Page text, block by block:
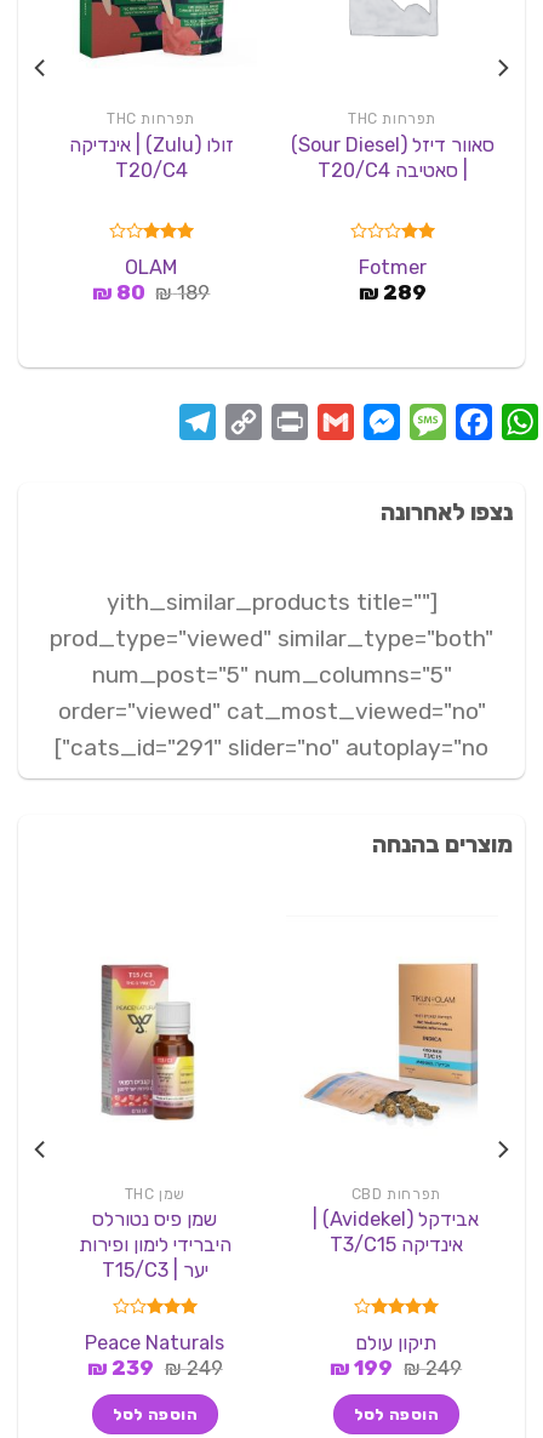
תפרחות THC
סאוור דיזל (Sour Diesel)
| סאטיבה T20/C4
2.00
מתוך
Fotmer
289
₪
תפרחות THC
זולו (Zulu) | אינדיקה
T20/C4
מתוך 5
OLAM
189
₪ המחיר
80
₪המחיר
WhatsApp
Facebook
Message
Messenger
Gmail
Print
Copy
Telegram
נצפו לאחרונה
[yith_similar_products title=""
prod_type="viewed" similar_type="both"
num_post="5" num_columns="5"
order="viewed" cat_most_viewed="no"
cats_id="291" slider="no" autoplay="no"]
מוצרים בהנחה
תפרחות CBD
אבידקל (Avidekel) |
אינדיקה T3/C15
מתוך 5
תיקון עולם
249
₪ המחיר
249 ₪.
199
₪המחיר
הוא:
199 ₪.
הוספה לסל
שמן THC
שמן פיס נטורלס
היברידי לימון ופירות
יער | T15/C3
3.00
מתוך 5
Peace Naturals
249
₪ המחיר
249 ₪.
239
₪המחיר
הוא:
239 ₪.
הוספה לסל